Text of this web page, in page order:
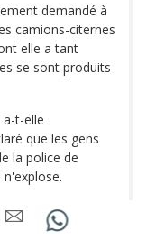
demandé à
camions-citernes
elle a tant
se sont produits
a-t-elle
que les gens
la police de